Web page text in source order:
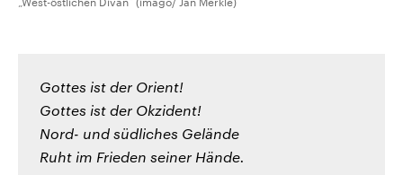
Gottes ist der Orient!
Gottes ist der Okzident!
Nord- und südliches Gelände
Ruht im Frieden seiner Hände.